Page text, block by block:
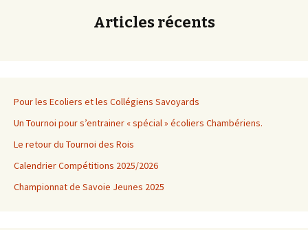
articlesArticles récents
Pour les Ecoliers et les Collégiens Savoyards
Un Tournoi pour s’entrainer « spécial » écoliers Chambériens.
Le retour du Tournoi des Rois
Calendrier Compétitions 2025/2026
Championnat de Savoie Jeunes 2025